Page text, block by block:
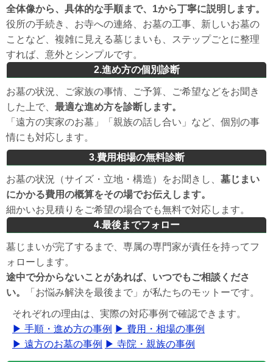
全体像から、具体的な手順まで、1から丁寧に説明します。
役所の手続き、お寺への連絡、お墓の工事、新しいお墓の
ことなど、複雑に見える墓じまいも、ステップごとに整理
すれば、意外とシンプルです。
2.進め方の個別診断
お墓の状況、ご家族の事情、ご予算、ご希望などをお聞き
した上で、 最適な進め方を診断します。
「遠方の実家のお墓」「親族の話し合い」など、個別の事
情にも対応します。
3.費用相場の無料診断
お墓の状況（サイズ・立地・構造）をお聞きし、 墓じまい
にかかる費用の概算をその場でお伝えします。
細かいお見積りをご希望の場合でも無料で対応します。
4.最後までフォロー
墓じまいが完了するまで、専属の専門家が責任を持ってフ
ォローします。
途中で分からないことがあれば、いつでもご相談くださ
い。
「お悩み解決を最後まで」が私たちのモットーです。
それぞれの理由は、実際の対応事例で確認できます。
▶ 手順・進め方の事例 ▶ 費用・相場の事例
▶ 遠方のお墓の事例 ▶ 寺院・親族の事例